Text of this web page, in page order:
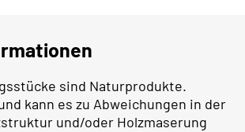
sind Naturprodukte.
kann es zu Abweichungen in der
und/oder Holzmaserung